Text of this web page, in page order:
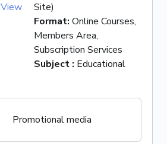
View
Site)
Format: Online Courses,
Members Area,
Subscription Services
Subject : Educational
Promotional media